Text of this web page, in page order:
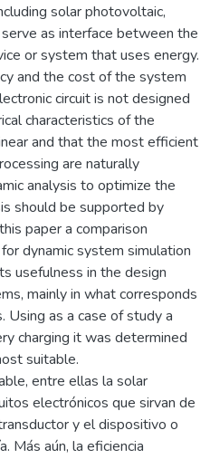
solar photovoltaic,
as interface between the
or system that uses energy.
and the cost of the system
circuit is not designed
characteristics of the
and that the most efficient
are naturally
analysis to optimize the
should be supported by
paper a comparison
dynamic system simulation
usefulness in the design
mainly in what corresponds
as a case of study a
charging it was determined
suitable.
entre ellas la solar
electrónicos que sirvan de
y el dispositivo o
Más aún, la eficiencia